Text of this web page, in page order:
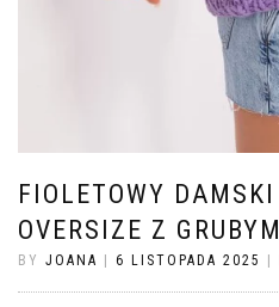
FIOLETOWY DAMSKI
OVERSIZE Z
BY JOANA | 6 LISTOPADA 2025 |